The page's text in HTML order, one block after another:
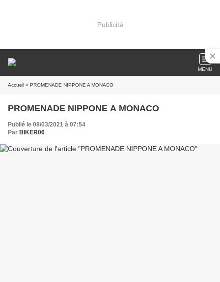
Publicité
MENU
Accueil » PROMENADE NIPPONE A MONACO
PROMENADE NIPPONE A MONACO
Publié le 08/03/2021 à 07:54
Par BIKER06